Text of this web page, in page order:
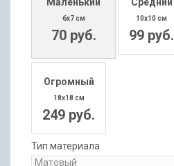
6x7 см
70 руб.
10x10 см
99 руб.
Огромный
18x18 см
249 руб.
Тип материала